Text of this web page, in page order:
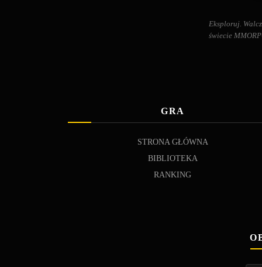
Eksploruj.
świecie
GRA
STRONA GŁÓWNA
BIBLIOTEKA
RANKING